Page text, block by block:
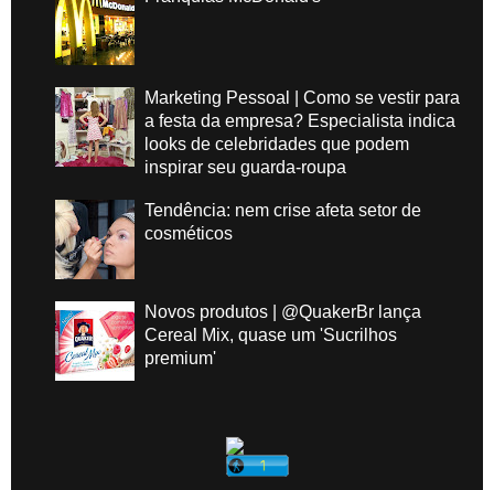
Marketing Pessoal | Como se vestir para
a festa da empresa? Especialista indica
looks de celebridades que podem
inspirar seu guarda-roupa
Tendência: nem crise afeta setor de
cosméticos
Novos produtos | @QuakerBr lança
Cereal Mix, quase um 'Sucrilhos
premium'